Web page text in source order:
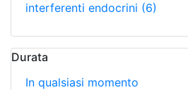
interferenti endocrini (6)
Durata
In qualsiasi momento